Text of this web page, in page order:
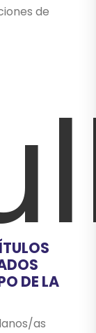
de
DE LA
as